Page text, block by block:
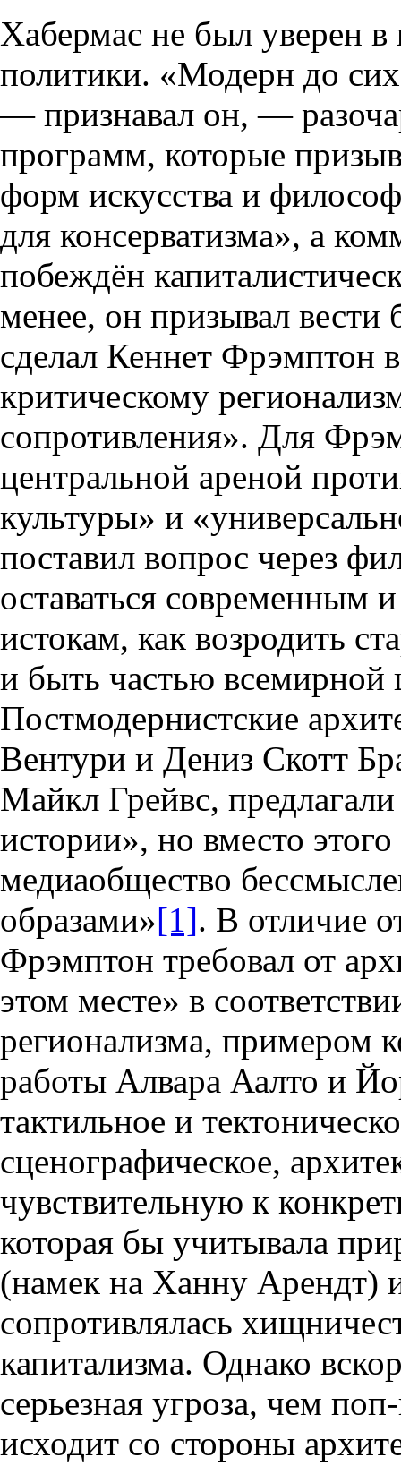
Хабермас не был уверен
политики. «Модерн до
— признавал он, —
программ, которые
форм искусства и
для консерватизма», а
побеждён
менее, он призывал вести
сделал Кеннет Фрэмптон
критическому
сопротивления». Для
центральной ареной
культуры» и
поставил вопрос через
оставаться современным
истокам, как возродить
и быть частью всемирной
Постмодернистские
Вентури и Дениз Скотт
Майкл Грейвс,
истории», но вместо
медиаобщество
образами»[1]. В отличие
Фрэмптон требовал от
этом месте» в
регионализма, примером
работы Алвара Аалто и
тактильное и
сценографическое,
чувствительную к
которая бы учитывала
(намек на Ханну Арендт)
сопротивлялась
капитализма. Однако
серьезная угроза, чем
исходит со стороны